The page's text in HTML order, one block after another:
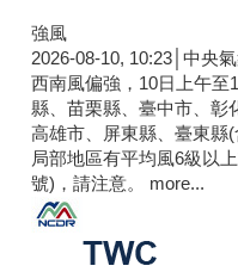
強風
2026-08-10, 10:23│中央
西南風偏強，10日上午至
縣、苗栗縣、臺中市、彰
高雄市、屏東縣、臺東縣
局部地區有平均風6級以
號)，請注意。 more...